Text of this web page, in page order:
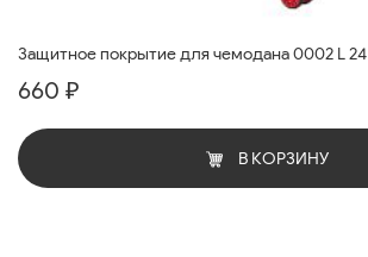
Защитное покрытие для чемодана 0002 L 24
660 ₽
В КОРЗИНУ